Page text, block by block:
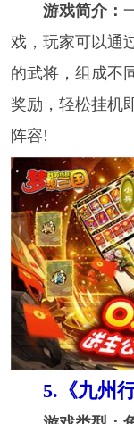
游戏简介：
戏，玩家可以通
的武将，组成不
奖励，轻松挂机
阵容!
5.《九州